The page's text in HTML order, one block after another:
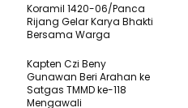
Koramil 1420-06/Panca
Rijang Gelar Karya Bhakti
Bersama Warga
Kapten Czi Beny
Gunawan Beri Arahan ke
Satgas TMMD ke-118
Mengawali